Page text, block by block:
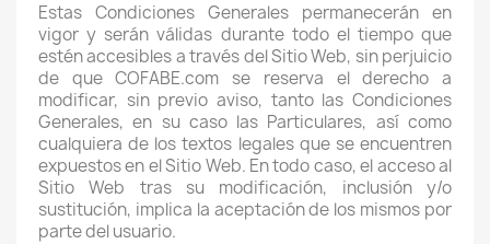
Estas Condiciones Generales permanecerán en
vigor y serán válidas durante todo el tiempo que
estén accesibles a través del Sitio Web, sin perjuicio
de que COFABE.com se reserva el derecho a
modificar, sin previo aviso, tanto las Condiciones
Generales, en su caso las Particulares, así como
cualquiera de los textos legales que se encuentren
expuestos en el Sitio Web. En todo caso, el acceso al
Sitio Web tras su modificación, inclusión y/o
sustitución, implica la aceptación de los mismos por
parte del usuario.